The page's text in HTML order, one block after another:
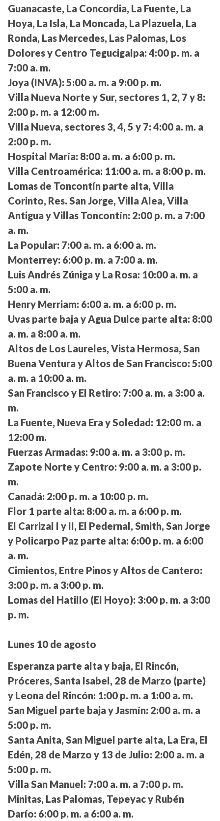
Guanacaste, La Concordia, La Fuente, La
Hoya, La Isla, La Moncada, La Plazuela, La
Ronda, Las Mercedes, Las Palomas, Los
Dolores y Centro Tegucigalpa: 4:00 p. m. a
7:00 a. m.
Joya (INVA): 5:00 a. m. a 9:00 p. m.
Villa Nueva Norte y Sur, sectores 1, 2, 7 y 8:
2:00 p. m. a 12:00 m.
Villa Nueva, sectores 3, 4, 5 y 7: 4:00 a. m. a
2:00 p. m.
Hospital María: 8:00 a. m. a 6:00 p. m.
Villa Centroamérica: 11:00 a. m. a 8:00 p. m.
Lomas de Toncontín parte alta, Villa
Corinto, Res. San Jorge, Villa Alea, Villa
Antigua y Villas Toncontín: 2:00 p. m. a 7:00
a. m.
La Popular: 7:00 a. m. a 6:00 a. m.
Monterrey: 6:00 p. m. a 7:00 a. m.
Luis Andrés Zúniga y La Rosa: 10:00 a. m. a
5:00 a. m.
Henry Merriam: 6:00 a. m. a 6:00 p. m.
Uvas parte baja y Agua Dulce parte alta: 8:00
a. m. a 8:00 a. m.
Altos de Los Laureles, Vista Hermosa, San
Buena Ventura y Altos de San Francisco: 5:00
a. m. a 10:00 a. m.
San Francisco y El Retiro: 7:00 a. m. a 3:00 a.
m.
La Fuente, Nueva Era y Soledad: 12:00 m. a
12:00 m.
Fuerzas Armadas: 9:00 a. m. a 3:00 p. m.
Zapote Norte y Centro: 9:00 a. m. a 3:00 p.
m.
Canadá: 2:00 p. m. a 10:00 p. m.
Flor 1 parte alta: 8:00 a. m. a 6:00 p. m.
El Carrizal I y II, El Pedernal, Smith, San Jorge
y Policarpo Paz parte alta: 6:00 p. m. a 6:00
a. m.
Cimientos, Entre Pinos y Altos de Cantero:
3:00 p. m. a 3:00 p. m.
Lomas del Hatillo (El Hoyo): 3:00 p. m. a 3:00
p. m.
Lunes 10 de agosto
Esperanza parte alta y baja, El Rincón,
Próceres, Santa Isabel, 28 de Marzo (parte)
y Leona del Rincón: 1:00 p. m. a 1:00 a. m.
San Miguel parte baja y Jasmín: 2:00 a. m. a
5:00 p. m.
Santa Anita, San Miguel parte alta, La Era, El
Edén, 28 de Marzo y 13 de Julio: 2:00 a. m. a
5:00 p. m.
Villa San Manuel: 7:00 a. m. a 7:00 p. m.
Minitas, Las Palomas, Tepeyac y Rubén
Darío: 6:00 p. m. a 6:00 a. m.